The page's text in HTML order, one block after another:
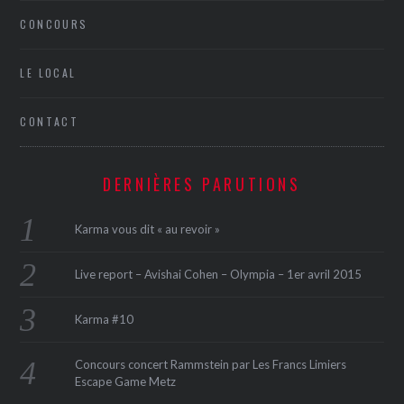
CONCOURS
LE LOCAL
CONTACT
DERNIÈRES PARUTIONS
Karma vous dit « au revoir »
Live report – Avishai Cohen – Olympia – 1er avril 2015
Karma #10
Concours concert Rammstein par Les Francs Limiers
Escape Game Metz